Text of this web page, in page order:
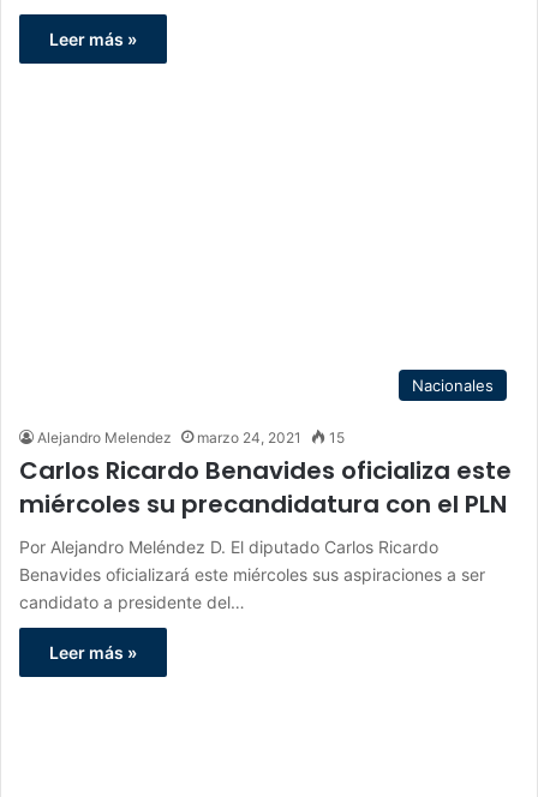
Leer más »
Nacionales
Alejandro Melendez marzo 24, 2021 15
Carlos Ricardo Benavides oficializa este
miércoles su precandidatura con el PLN
Por Alejandro Meléndez D. El diputado Carlos Ricardo
Benavides oficializará este miércoles sus aspiraciones a ser
candidato a presidente del…
Leer más »